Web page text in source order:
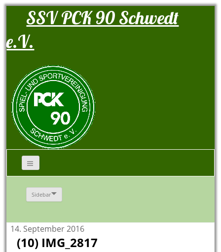
SSV PCK 90 Schwedt
e.V.
Sidebar
14. September 2016
(10) IMG_2817